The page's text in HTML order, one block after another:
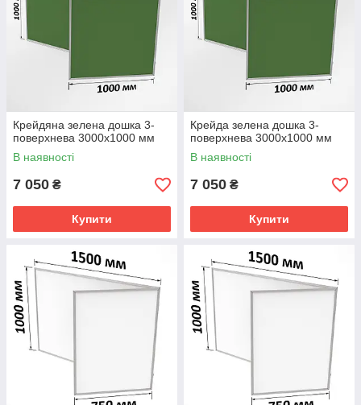
Крейдяна зелена дошка 3-
поверхнева 3000х1000 мм
В наявності
7 050 ₴
Купити
Крейда зелена дошка 3-
поверхнева 3000х1000 мм
В наявності
7 050 ₴
Купити